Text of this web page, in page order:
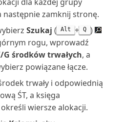
Dataverse
Exc...
cyklicznymi
Intrastat
w celu
C...
raportu
(...
następnie zamknij stronę.
Szukaj ( Alt + Q )
rogu, wprowadź
środków trwałych, a
powiązane łącze.
trwały i odpowiednią
ŚT, a księga
wiersze alokacji.